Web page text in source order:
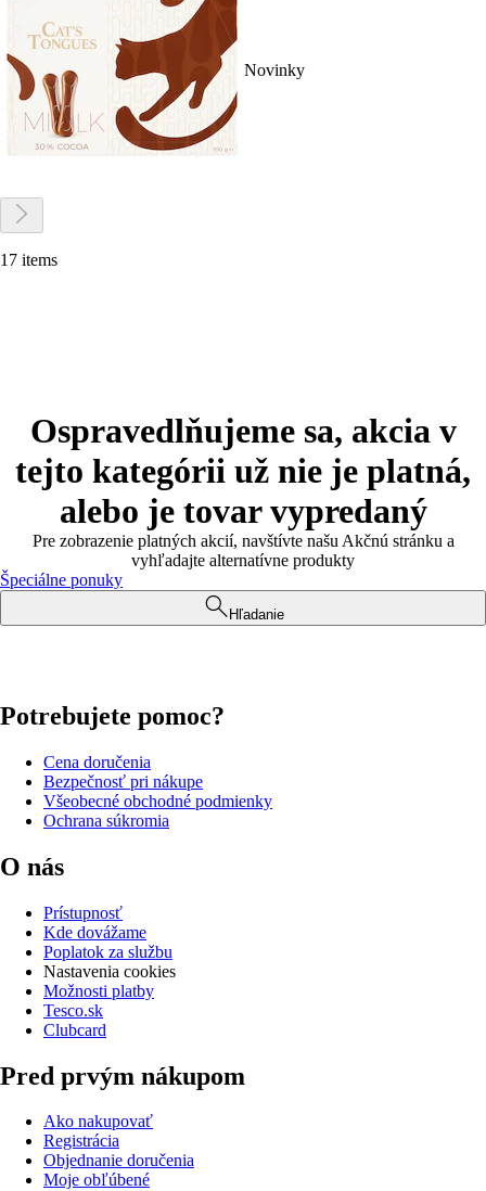
Novinky
17 items
Ospravedlňujeme sa, akcia v
tejto kategórii už nie je platná,
alebo je tovar vypredaný
Pre zobrazenie platných akcií, navštívte našu Akčnú stránku a
vyhľadajte alternatívne produkty
Špeciálne ponuky
Hľadanie
Potrebujete pomoc?
Cena doručenia
Bezpečnosť pri nákupe
Všeobecné obchodné podmienky
Ochrana súkromia
O nás
Prístupnosť
Kde dovážame
Poplatok za službu
Nastavenia cookies
Možnosti platby
Tesco.sk
Clubcard
Pred prvým nákupom
Ako nakupovať
Registrácia
Objednanie doručenia
Moje obľúbené